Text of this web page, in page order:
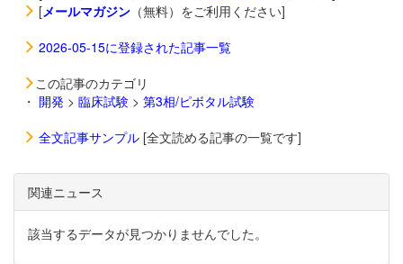
[メールマガジン （無料）をご利用ください]
2026-05-15に登録された記事一覧
この記事のカテゴリ
・ 開発 > 臨床試験 > 第3相/ピボタル試験
全文記事サンプル [全文読める記事の一覧です]
関連ニュース
該当するデータが見つかりませんでした。